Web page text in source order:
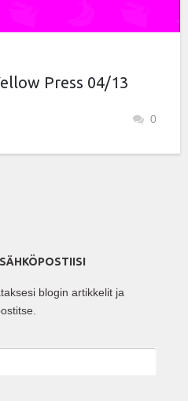
Press 04/13
0
blogin artikkelit ja